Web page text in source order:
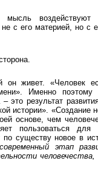
воздействуют
с его материей, но с
он живет. «Человек
Именно
это результат
истории».
основе, чем
пользоваться для
существу новое в
этап